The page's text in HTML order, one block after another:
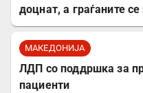
доцнат, а граѓаните
МАКЕДОНИЈА
ЛДП со поддршка за
пациенти